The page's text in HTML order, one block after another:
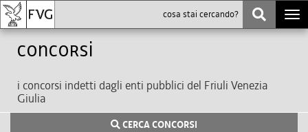
Concorsi
i concorsi indetti dagli enti pubblici del Friuli Venezia
Giulia
CERCA CONCORSI